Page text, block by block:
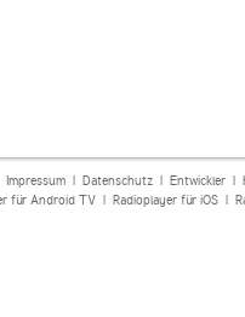
Impressum| Datenschutz| Entwickler|
für Android TV| Radioplayer für iOS|